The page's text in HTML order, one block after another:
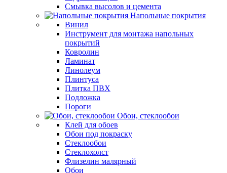
Смывка высолов и цемента
Напольные покрытия
Винил
Инструмент для монтажа напольных
покрытий
Ковролин
Ламинат
Линолеум
Плинтуса
Плитка ПВХ
Подложка
Пороги
Обои, стеклообои
Клей для обоев
Обои под покраску
Стеклообои
Стеклохолст
Флизелин малярный
Обои